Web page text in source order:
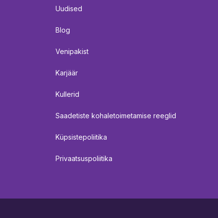
Uudised
Blog
Venipakist
Karjäär
Kullerid
Saadetiste kohaletoimetamise reeglid
Küpsistepoliitika
Privaatsuspoliitika